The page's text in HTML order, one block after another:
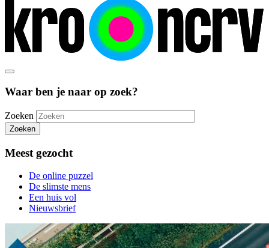
Waar ben je naar op zoek?
Zoeken
Zoeken
Meest gezocht
De online puzzel
De slimste mens
Een huis vol
Nieuwsbrief